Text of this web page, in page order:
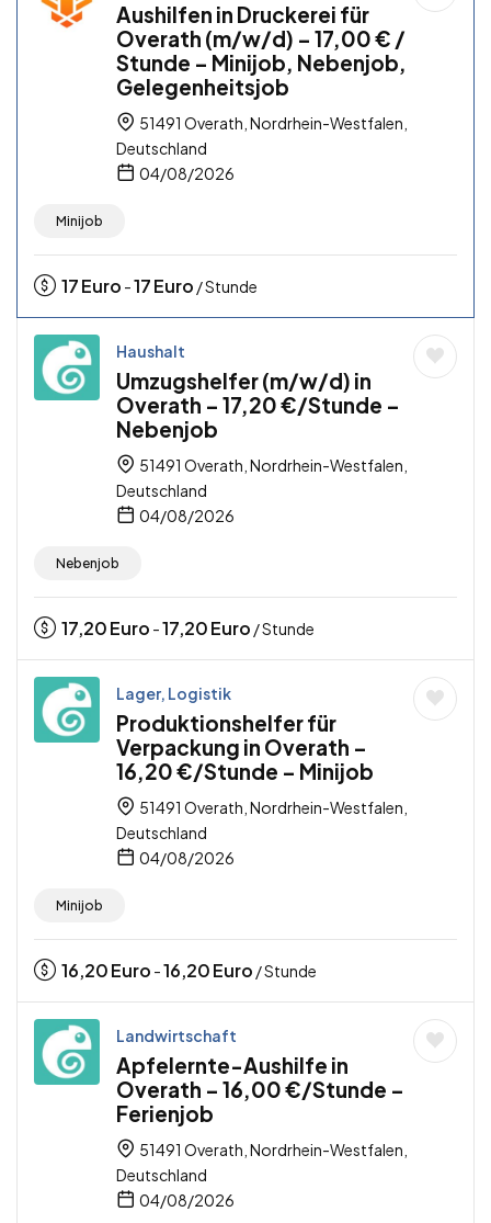
Aushilfen in Druckerei für
Overath (m/w/d) – 17,00 € /
Stunde – Minijob, Nebenjob,
Gelegenheitsjob
51491 Overath, Nordrhein-Westfalen,
Deutschland
04/08/2026
Minijob
17Euro -17Euro / Stunde
Haushalt
Umzugshelfer (m/w/d) in
Overath – 17,20 €/Stunde –
Nebenjob
51491 Overath, Nordrhein-Westfalen,
Deutschland
04/08/2026
Nebenjob
17,20Euro -17,20Euro / Stunde
Lager, Logistik
Produktionshelfer für
Verpackung in Overath –
16,20 €/Stunde – Minijob
51491 Overath, Nordrhein-Westfalen,
Deutschland
04/08/2026
Minijob
16,20Euro -16,20Euro / Stunde
Landwirtschaft
Apfelernte-Aushilfe in
Overath – 16,00 €/Stunde –
Ferienjob
51491 Overath, Nordrhein-Westfalen,
Deutschland
04/08/2026